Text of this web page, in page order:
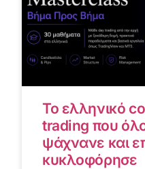
Το ελληνικό
trading που
ψάχνανε και
κυκλοφόρησε